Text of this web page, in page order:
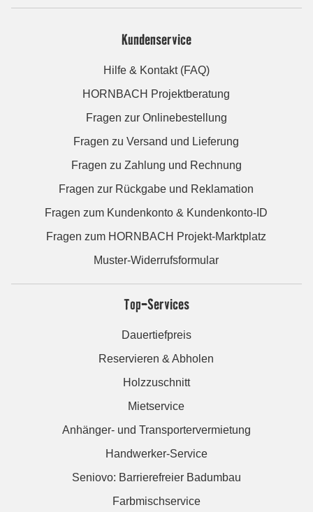
Kundenservice
Hilfe & Kontakt (FAQ)
HORNBACH Projektberatung
Fragen zur Onlinebestellung
Fragen zu Versand und Lieferung
Fragen zu Zahlung und Rechnung
Fragen zur Rückgabe und Reklamation
Fragen zum Kundenkonto & Kundenkonto-ID
Fragen zum HORNBACH Projekt-Marktplatz
Muster-Widerrufsformular
Top-Services
Dauertiefpreis
Reservieren & Abholen
Holzzuschnitt
Mietservice
Anhänger- und Transportervermietung
Handwerker-Service
Seniovo: Barrierefreier Badumbau
Farbmischservice